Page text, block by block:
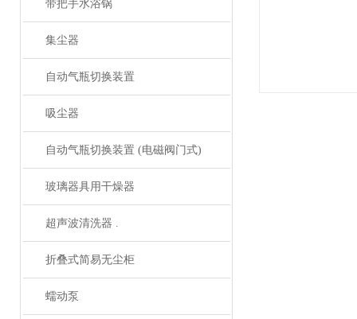
带把手水浴锅
集尘器
自动气瓶切换装置
吸尘器
自动气瓶切换装置 (电磁阀门式)
玻璃器具用干燥器
超声波清洗器 .
折叠式简易无尘柜
蠕动泵